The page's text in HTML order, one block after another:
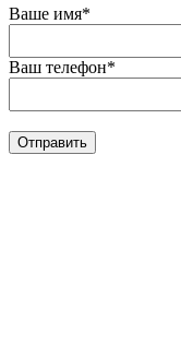
Ваше имя*
Ваш телефон*